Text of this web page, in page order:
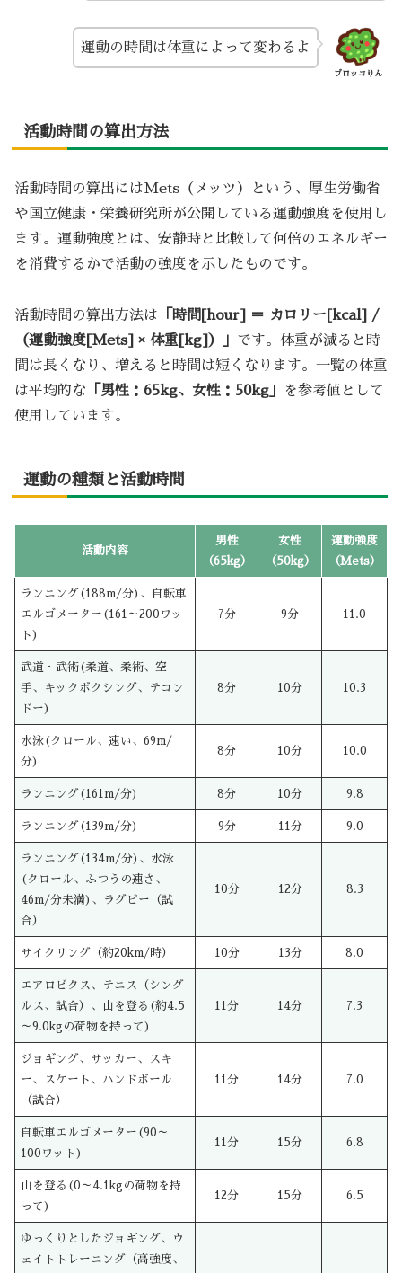
ブロッコりん
運動の時間は体重によって変わるよ
活動時間の算出方法
活動時間の算出にはMets（メッツ）という、厚生労働省
や国立健康・栄養研究所が公開している運動強度を使用し
ます。運動強度とは、安静時と比較して何倍のエネルギー
を消費するかで活動の強度を示したものです。
活動時間の算出方法は 「時間[hour] ＝ カロリー[kcal] /
（運動強度[Mets] × 体重[kg]）」 です。体重が減ると時
間は長くなり、増えると時間は短くなります。一覧の体重
は平均的な 「男性：65kg、女性：50kg」
を参考値として
使用しています。
運動の種類と活動時間
活動内容
男性
（65kg）
女性
（50kg）
運動強度
（Mets）
ランニング(188m/分)、自転車
エルゴメーター(161～200ワッ
ト)
7分 9分 11.0
武道・武術(柔道、柔術、空
手、キックボクシング、テコン
ドー)
8分 10分 10.3
水泳(クロール、速い、69m/
分)
8分 10分 10.0
ランニング(161m/分) 8分 10分 9.8
ランニング(139m/分) 9分 11分 9.0
ランニング(134m/分)、水泳
(クロール、ふつうの速さ、
46m/分未満)、ラグビー（試
合）
10分 12分 8.3
サイクリング（約20km/時） 10分 13分 8.0
エアロビクス、テニス（シング
ルス、試合）、山を登る(約4.5
～9.0kgの荷物を持って)
11分 14分 7.3
ジョギング、サッカー、スキ
ー、スケート、ハンドボール
（試合）
11分 14分 7.0
自転車エルゴメーター(90～
100ワット)
11分 15分 6.8
山を登る(0～4.1kgの荷物を持
って)
12分 15分 6.5
ゆっくりとしたジョギング、ウ
ェイトトレーニング（高強度、